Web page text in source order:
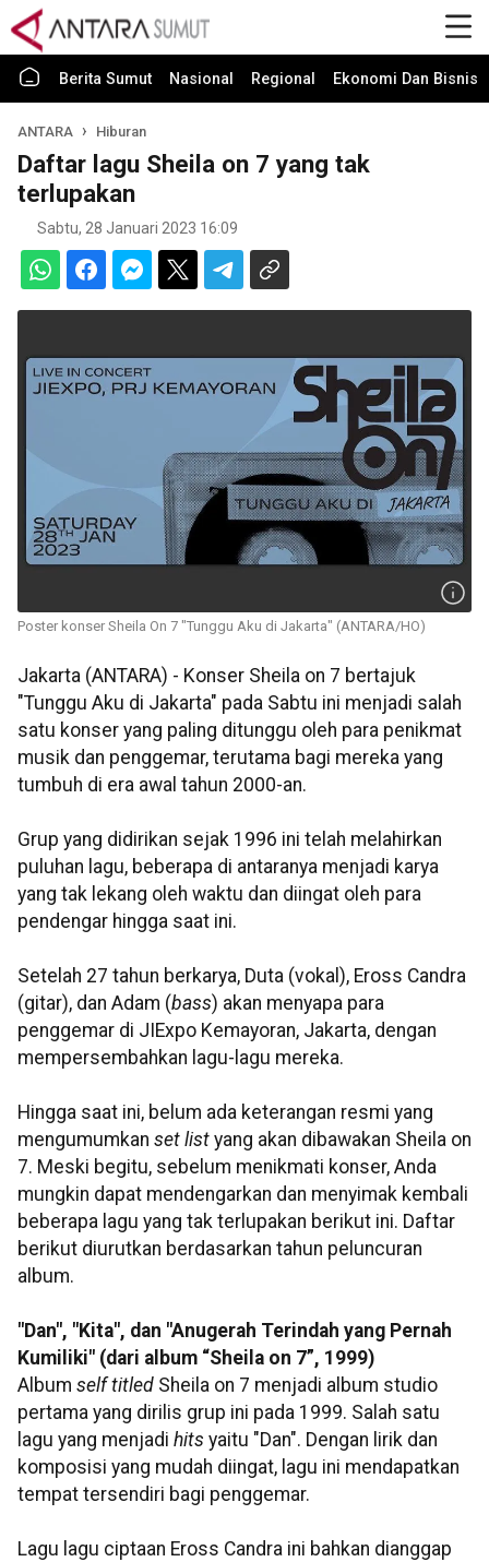
Berita Sumut Nasional Regional Ekonomi Dan Bisnis
ANTARA Hiburan
Daftar lagu Sheila on 7 yang tak
terlupakan
Sabtu, 28 Januari 2023 16:09
Poster konser Sheila On 7 "Tunggu Aku di Jakarta" (ANTARA/HO)
Jakarta (ANTARA) - Konser Sheila on 7 bertajuk
"Tunggu Aku di Jakarta" pada Sabtu ini menjadi salah
satu konser yang paling ditunggu oleh para penikmat
musik dan penggemar, terutama bagi mereka yang
tumbuh di era awal tahun 2000-an.
Grup yang didirikan sejak 1996 ini telah melahirkan
puluhan lagu, beberapa di antaranya menjadi karya
yang tak lekang oleh waktu dan diingat oleh para
pendengar hingga saat ini.
Setelah 27 tahun berkarya, Duta (vokal), Eross Candra
(gitar), dan Adam (bass) akan menyapa para
penggemar di JIExpo Kemayoran, Jakarta, dengan
mempersembahkan lagu-lagu mereka.
Hingga saat ini, belum ada keterangan resmi yang
mengumumkan set list yang akan dibawakan Sheila on
7. Meski begitu, sebelum menikmati konser, Anda
mungkin dapat mendengarkan dan menyimak kembali
beberapa lagu yang tak terlupakan berikut ini. Daftar
berikut diurutkan berdasarkan tahun peluncuran
album.
"Dan", "Kita", dan "Anugerah Terindah yang Pernah
Kumiliki" (dari album “Sheila on 7”, 1999)
Album self titled Sheila on 7 menjadi album studio
pertama yang dirilis grup ini pada 1999. Salah satu
lagu yang menjadi hits yaitu "Dan". Dengan lirik dan
komposisi yang mudah diingat, lagu ini mendapatkan
tempat tersendiri bagi penggemar.
Lagu lagu ciptaan Eross Candra ini bahkan dianggap